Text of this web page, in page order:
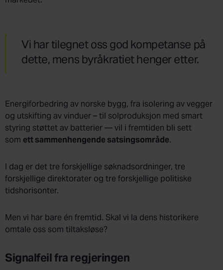
Vi har tilegnet oss god kompetanse på
dette, mens byråkratiet henger etter.
Energiforbedring av norske bygg, fra isolering av vegger
og utskifting av vinduer – til solproduksjon med smart
styring støttet av batterier — vil i fremtiden bli sett
som ett sammenhengende satsingsområde.
I dag er det tre forskjellige søknadsordninger, tre
forskjellige direktorater og tre forskjellige politiske
tidshorisonter.
Men vi har bare én fremtid. Skal vi la dens historikere
omtale oss som tiltaksløse?
Signalfeil fra regjeringen